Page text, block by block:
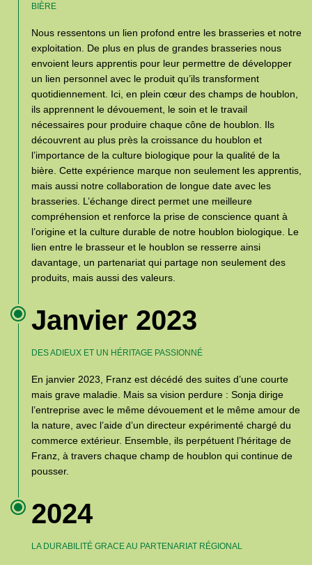
BIÈRE
Nous ressentons un lien profond entre les brasseries et notre
exploitation. De plus en plus de grandes brasseries nous
envoient leurs apprentis pour leur permettre de développer
un lien personnel avec le produit qu’ils transforment
quotidiennement. Ici, en plein cœur des champs de houblon,
ils apprennent le dévouement, le soin et le travail
nécessaires pour produire chaque cône de houblon. Ils
découvrent au plus près la croissance du houblon et
l’importance de la culture biologique pour la qualité de la
bière. Cette expérience marque non seulement les apprentis,
mais aussi notre collaboration de longue date avec les
brasseries. L’échange direct permet une meilleure
compréhension et renforce la prise de conscience quant à
l’origine et la culture durable de notre houblon biologique. Le
lien entre le brasseur et le houblon se resserre ainsi
davantage, un partenariat qui partage non seulement des
produits, mais aussi des valeurs.
Janvier 2023
DES ADIEUX ET UN HÉRITAGE PASSIONNÉ
En janvier 2023, Franz est décédé des suites d’une courte
mais grave maladie. Mais sa vision perdure : Sonja dirige
l’entreprise avec le même dévouement et le même amour de
la nature, avec l’aide d’un directeur expérimenté chargé du
commerce extérieur. Ensemble, ils perpétuent l’héritage de
Franz, à travers chaque champ de houblon qui continue de
pousser.
2024
LA DURABILITÉ GRACE AU PARTENARIAT RÉGIONAL